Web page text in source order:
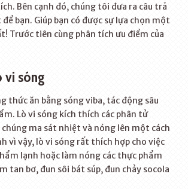
Bên cạnh đó, chúng tôi đưa ra câu trả
bạn. Giúp bạn có được sự lựa chọn một
Trước tiên cùng phân tích ưu điểm của
vi sóng
thức ăn bằng sóng viba, tác động sâu
Lò vi sóng kích thích các phân tử
chúng ma sát nhiệt và nóng lên một cách
vì vậy, lò vi sóng rất thích hợp cho việc
lạnh hoặc làm nóng các thực phẩm
tan bơ, đun sôi bát súp, đun chảy socola